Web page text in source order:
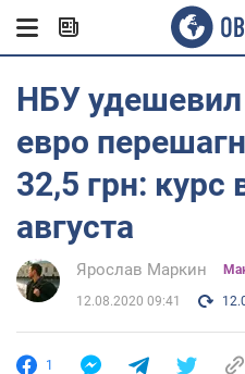
НБУ удешевил
евро
32,5 грн: курс
августа
Ярослав Маркин
12.08.2020 09:41
1